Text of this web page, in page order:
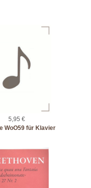
5,95 €
WoO59 für Klavier